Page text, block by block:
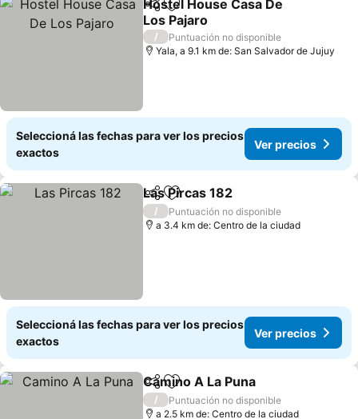
CompartirAñadir a favoritos
Hostel House Casa De
Los Pajaro
Ver precios
/
Puntuación no disponible
Yala, a 9.1 km de: San Salvador de Jujuy
Seleccioná las fechas para ver los precios
exactos
Ver precios
CompartirAñadir a favoritos
Las Pircas 182
/
Puntuación no disponible
a 3.4 km de: Centro de la ciudad
Seleccioná las fechas para ver los precios
exactos
Ver precios
CompartirAñadir a favoritos
Camino A La Puna
/
Puntuación no disponible
a 2.5 km de: Centro de la ciudad